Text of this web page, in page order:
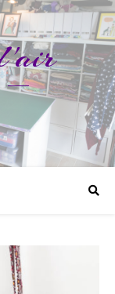
l'air